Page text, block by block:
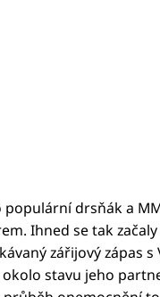
populární drsňák a
Ihned se tak
zářijový zápas s
stavu jeho